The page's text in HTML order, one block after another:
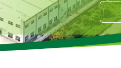
Xem thêm >>